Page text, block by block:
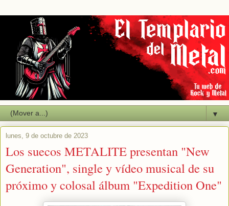
▼
lunes, 9 de octubre de 2023
Los suecos METALITE presentan "New
Generation", single y vídeo musical de su
próximo y colosal álbum "Expedition One"